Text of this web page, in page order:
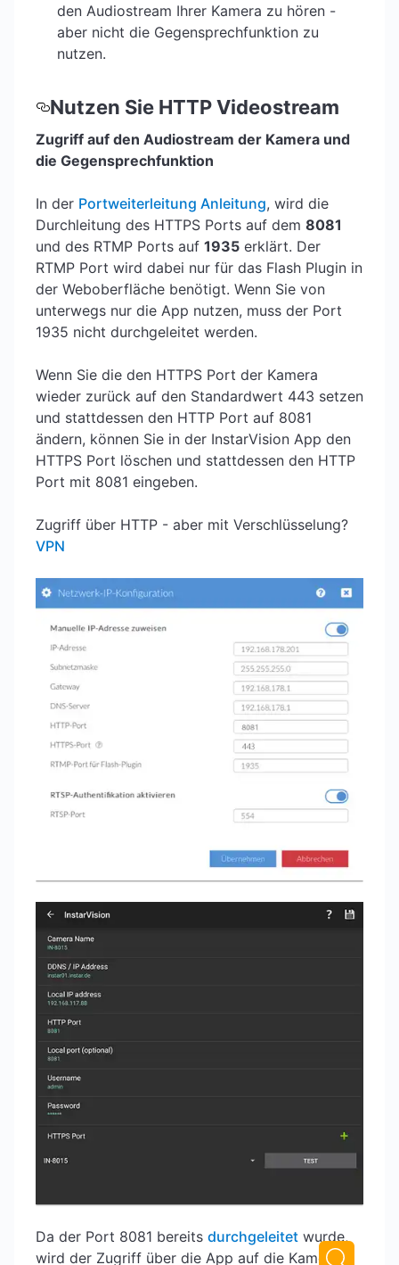
den Audiostream Ihrer Kamera zu hören -
aber nicht die Gegensprechfunktion zu
nutzen.
Nutzen Sie HTTP Videostream
Zugriff auf den Audiostream der Kamera und
die Gegensprechfunktion
In der Portweiterleitung Anleitung, wird die
Durchleitung des HTTPS Ports auf dem 8081
und des RTMP Ports auf 1935 erklärt. Der
RTMP Port wird dabei nur für das Flash Plugin in
der Weboberfläche benötigt. Wenn Sie von
unterwegs nur die App nutzen, muss der Port
1935 nicht durchgeleitet werden.
Wenn Sie die den HTTPS Port der Kamera
wieder zurück auf den Standardwert 443 setzen
und stattdessen den HTTP Port auf 8081
ändern, können Sie in der InstarVision App den
HTTPS Port löschen und stattdessen den HTTP
Port mit 8081 eingeben.
Zugriff über HTTP - aber mit Verschlüsselung?
VPN
Da der Port 8081 bereits durchgeleitet wurde,
wird der Zugriff über die App auf die Kamera